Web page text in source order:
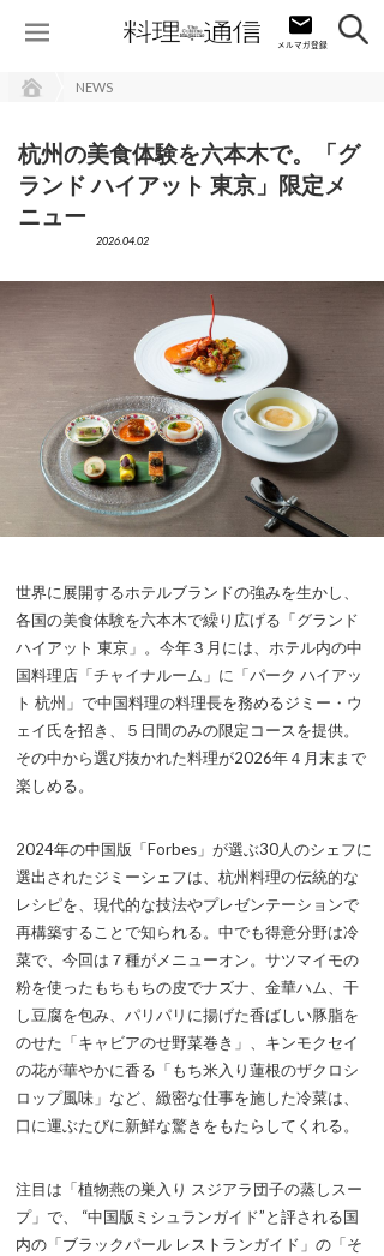
NEWS
杭州の美食体験を六本木で。「グ
ランド ハイアット 東京」限定メ
ニュー
2026.04.02
世界に展開するホテルブランドの強みを生かし、
各国の美食体験を六本木で繰り広げる「グランド
ハイアット 東京」。今年３月には、ホテル内の中
国料理店「チャイナルーム」に「パーク ハイアッ
ト 杭州」で中国料理の料理長を務めるジミー・ウ
ェイ氏を招き、５日間のみの限定コースを提供。
その中から選び抜かれた料理が2026年４月末まで
楽しめる。
2024年の中国版「Forbes」が選ぶ30人のシェフに
選出されたジミーシェフは、杭州料理の伝統的な
レシピを、現代的な技法やプレゼンテーションで
再構築することで知られる。中でも得意分野は冷
菜で、今回は７種がメニューオン。サツマイモの
粉を使ったもちもちの皮でナズナ、金華ハム、干
し豆腐を包み、パリパリに揚げた香ばしい豚脂を
のせた「キャビアのせ野菜巻き」、キンモクセイ
の花が華やかに香る「もち米入り蓮根のザクロシ
ロップ風味」など、緻密な仕事を施した冷菜は、
口に運ぶたびに新鮮な驚きをもたらしてくれる。
注目は「植物燕の巣入り スジアラ団子の蒸しスー
プ」で、 “中国版ミシュランガイド”と評される国
内の「ブラックパール レストランガイド」の「そ